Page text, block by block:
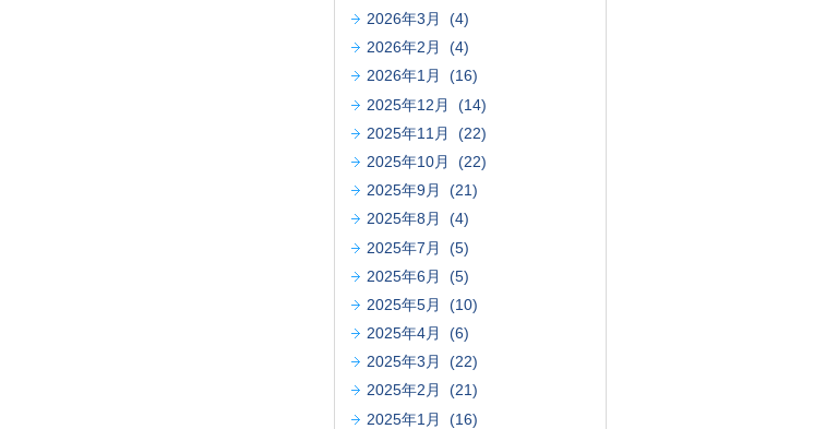
2026年3月 (4)
2026年2月 (4)
2026年1月 (16)
2025年12月 (14)
2025年11月 (22)
2025年10月 (22)
2025年9月 (21)
2025年8月 (4)
2025年7月 (5)
2025年6月 (5)
2025年5月 (10)
2025年4月 (6)
2025年3月 (22)
2025年2月 (21)
2025年1月 (16)